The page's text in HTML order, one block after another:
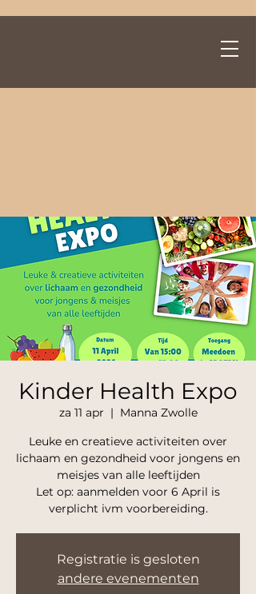
Kinder Health Expo
za 11 apr
  |
Manna Zwolle
Leuke en creatieve activiteiten over
lichaam en gezondheid voor jongens en
meisjes van alle leeftijden
Let op: aanmelden voor 6 April is
verplicht ivm voorbereiding.
Registratie is gesloten
andere evenementen